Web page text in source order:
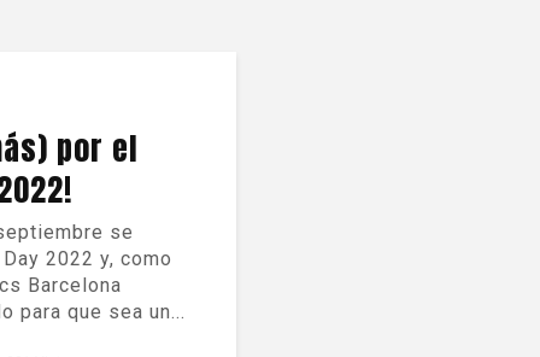
por el
se
2022 y, como
Barcelona
para que sea un...